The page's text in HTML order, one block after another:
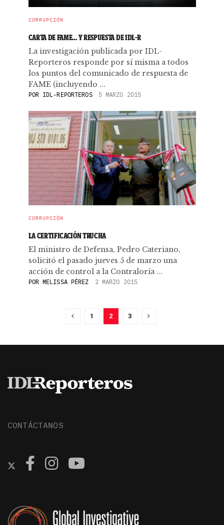
CORRUPCIÓN
CARTA DE FAME… Y RESPUESTA DE IDL-R
La investigación publicada por IDL-
Reporteros responde por sí misma a todos
los puntos del comunicado de respuesta de
FAME (incluyendo ...
POR IDL-REPORTEROS 5 MARZO 2015
CORRUPCIÓN
LA CERTIFICACIÓN TRUCHA
El ministro de Defensa, Pedro Cateriano,
solicitó el pasado jueves 5 de marzo una
acción de control a la Contraloría ...
PORMELISSA PÉREZ 2 MARZO 2015
1 2 3
CONTÁCTANOS